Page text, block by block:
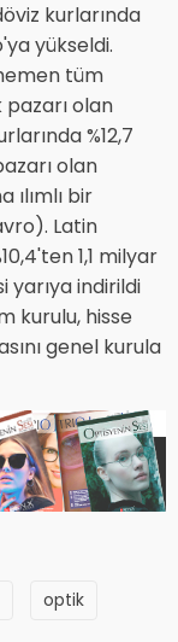
kurlarında
yükseldi.
tüm
olan
%12,7
olan
ılımlı bir
Latin
1,1 milyar
yarıya indirildi
kurulu, hisse
genel kurula
optik